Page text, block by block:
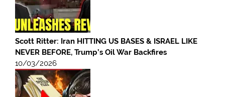
Scott Ritter: Iran HITTING US BASES & ISRAEL LIKE
NEVER BEFORE, Trump’s Oil War Backfires
10/03/2026